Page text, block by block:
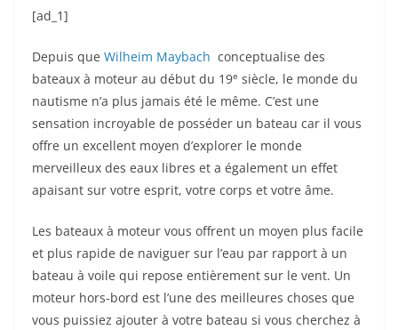
[ad_1]
Depuis que Wilheim Maybach conceptualise des
bateaux à moteur au début du 19e siècle, le monde du
nautisme n’a plus jamais été le même. C’est une
sensation incroyable de posséder un bateau car il vous
offre un excellent moyen d’explorer le monde
merveilleux des eaux libres et a également un effet
apaisant sur votre esprit, votre corps et votre âme.
Les bateaux à moteur vous offrent un moyen plus facile
et plus rapide de naviguer sur l’eau par rapport à un
bateau à voile qui repose entièrement sur le vent. Un
moteur hors-bord est l’une des meilleures choses que
vous puissiez ajouter à votre bateau si vous cherchez à